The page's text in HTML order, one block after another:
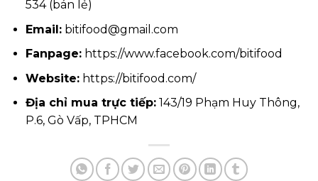
534 (bán lẻ)
Email:bitifood@gmail.com
Fanpage:https://www.facebook.com/bitifood
Website:https://bitifood.com/
Địa chỉ mua trực tiếp:143/19 Phạm Huy Thông,
P.6, Gò Vấp, TPHCM